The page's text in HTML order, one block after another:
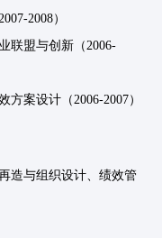
2008）
联盟与创新（2006-
案设计（2006-2007）
造与组织设计、绩效管